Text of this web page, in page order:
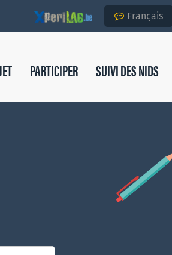
Français
PARTICIPER SUIVI DES NIDS